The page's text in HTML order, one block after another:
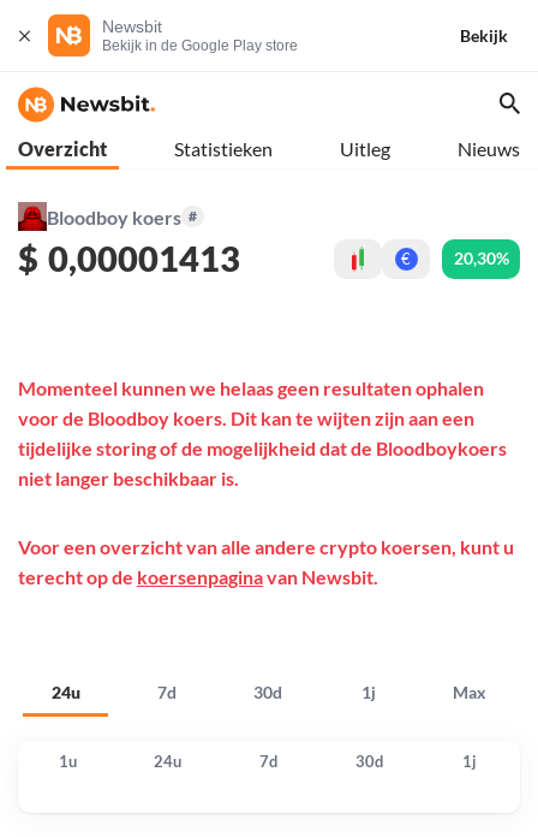
Newsbit
Bekijk in de Google Play store
Bekijk
Overzicht Statistieken Uitleg Nieuws
Bloodboy koers #
$ 0,00001413 € 20,30%
24u 7d 30d 1j Max
Momenteel kunnen we helaas geen resultaten ophalen
voor de Bloodboy koers. Dit kan te wijten zijn aan een
tijdelijke storing of de mogelijkheid dat de Bloodboykoers
niet langer beschikbaar is.
Voor een overzicht van alle andere crypto koersen, kunt u
terecht op de koersenpaginavan Newsbit.
1u 24u 7d 30d 1j